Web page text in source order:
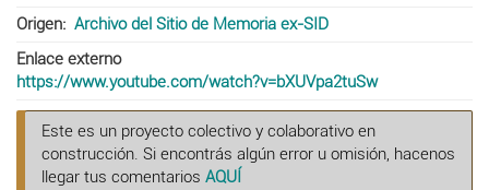
Origen
Archivo del Sitio de Memoria ex-SID
Enlace externo
https://www.youtube.com/watch?v=bXUVpa2tuSw
Este es un proyecto colectivo y colaborativo en
construcción. Si encontrás algún error u omisión, hacenos
llegar tus comentarios AQUÍ